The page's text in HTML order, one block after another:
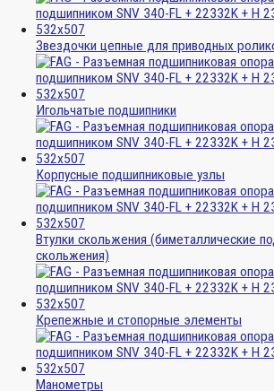
Звездочки цепные для приводных
Игольчатые подшипники
Корпусные подшипниковые узлы
Втулки скольжения (биметаллические
скольжения)
Крепежные и стопорные элементы
Манометры